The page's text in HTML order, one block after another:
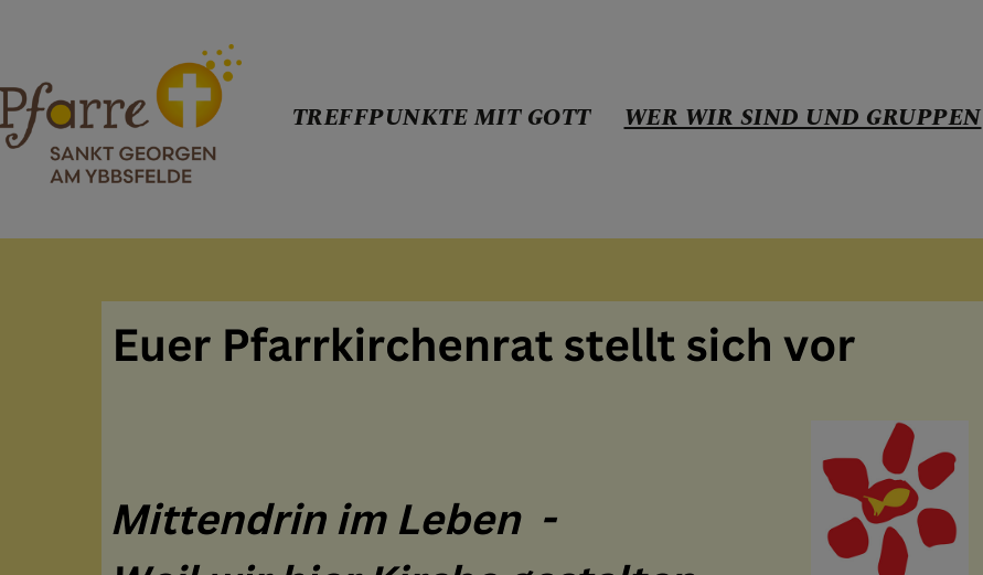
WER WIR SIND UND GRUPPEN
Pfarrgemeinderat
TREFFPUNKTE MIT GOTT WER WIR SIND UND GRUPPEN